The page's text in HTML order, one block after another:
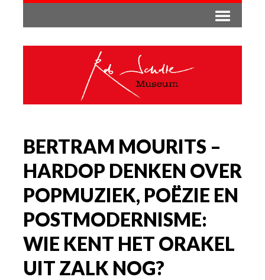
BERTRAM MOURITS –
HARDOP DENKEN OVER
POPMUZIEK, POËZIE EN
POSTMODERNISME:
WIE KENT HET ORAKEL
UIT ZALK NOG?